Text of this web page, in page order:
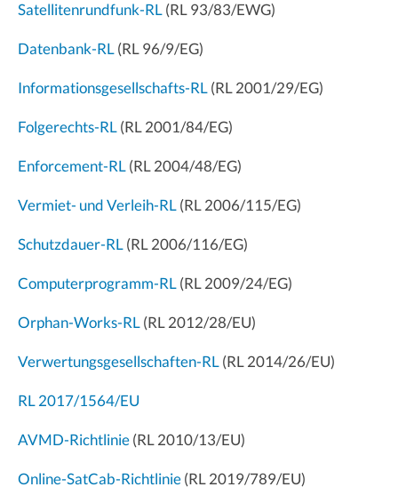
Satellitenrundfunk-RL(RL 93/83/EWG)
Datenbank-RL(RL 96/9/EG)
Informationsgesellschafts-RL(RL 2001/29/EG)
Folgerechts-RL(RL 2001/84/EG)
Enforcement-RL(RL 2004/48/EG)
Vermiet- und Verleih-RL(RL 2006/115/EG)
Schutzdauer-RL(RL 2006/116/EG)
Computerprogramm-RL(RL 2009/24/EG)
Orphan-Works-RL(RL 2012/28/EU)
Verwertungsgesellschaften-RL(RL 2014/26/EU)
RL 2017/1564/EU
AVMD-Richtlinie(RL 2010/13/EU)
Online-SatCab-Richtlinie(RL 2019/789/EU)